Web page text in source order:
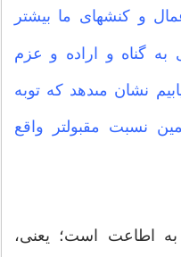
و کنش‏هاى ما بیشتر
به گناه و اراده و عزم
نشان مى‏دهد که توبه
نسبت مقبول‏تر واقع
اطاعت است؛ یعنى،